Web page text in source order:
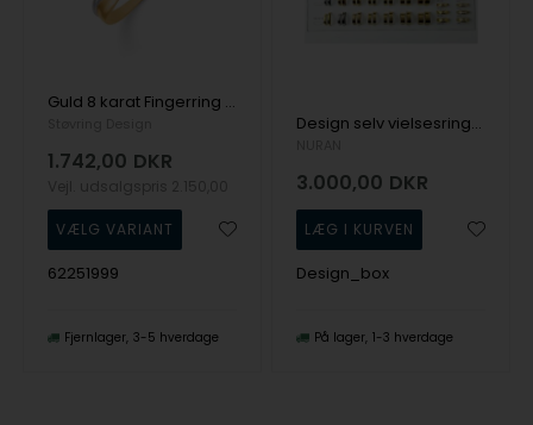
Guld 8 karat Fingerring med rhodineret overflade fra Støvring Design
1.742,00 DKR
62251999
Fjernlager 3-5 hverdage
Design selv vielsesringe kit med prøveringe
3.000,00 DKR
Design_box
På lager 1-3 hverdage